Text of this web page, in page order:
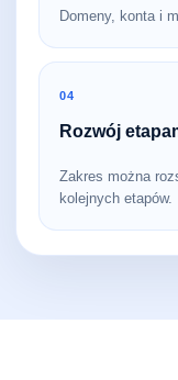
Domeny, konta i
04
Rozwój
Zakres można
kolejnych etapów.